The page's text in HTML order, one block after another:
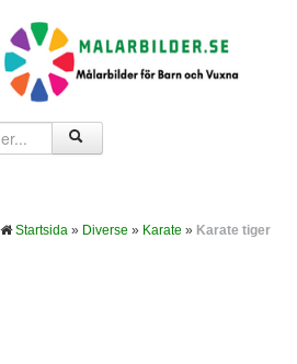
Startsida » Diverse » Karate » Karate tiger